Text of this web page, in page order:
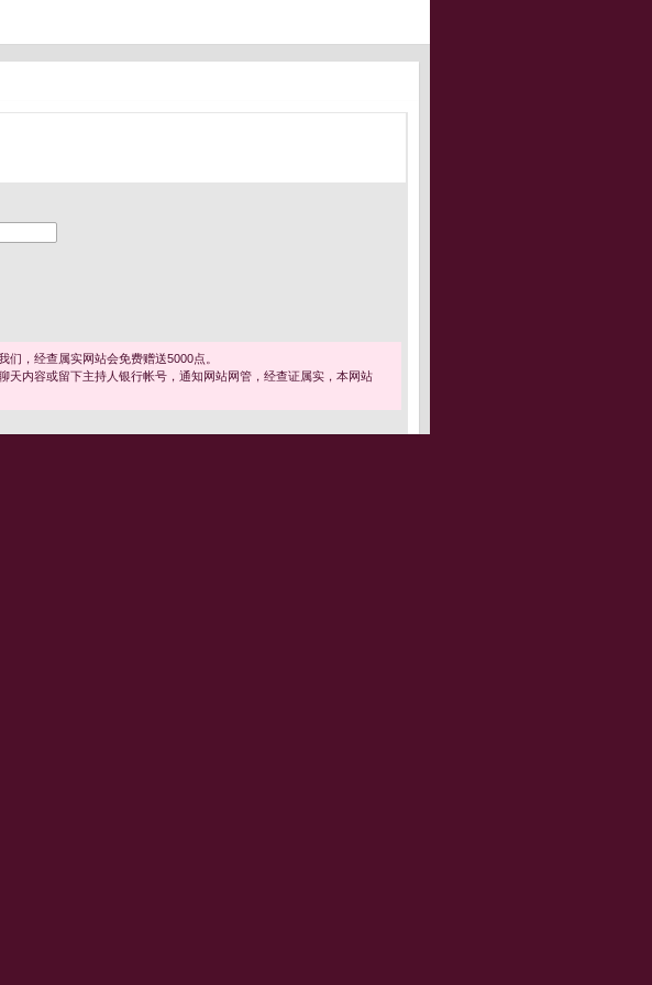
，经查属实网站会免费赠送5000点。
天内容或留下主持人银行帐号，通知网站网管，经查证属实，本网站